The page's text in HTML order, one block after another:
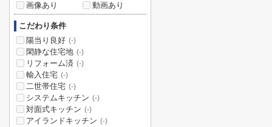
画像あり
動画あり
こだわり条件
陽当り良好 (-)
閑静な住宅地 (-)
リフォーム済 (-)
輸入住宅 (-)
二世帯住宅 (-)
システムキッチン (-)
対面式キッチン (-)
アイランドキッチン (-)